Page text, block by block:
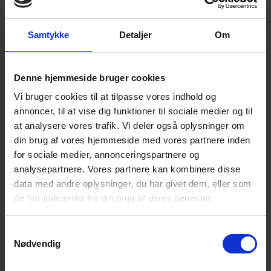
Samtykke Detaljer Om
Denne hjemmeside bruger cookies
Vi bruger cookies til at tilpasse vores indhold og
annoncer, til at vise dig funktioner til sociale medier og til
at analysere vores trafik. Vi deler også oplysninger om
din brug af vores hjemmeside med vores partnere inden
for sociale medier, annonceringspartnere og
analysepartnere. Vores partnere kan kombinere disse
data med andre oplysninger, du har givet dem, eller som
de har indsamlet fra din brug af deres tjenester.
Nødvendig
Læs mere
Totalentreprise
Poda som din hegnspartner er du sikret en effektiv,
professionel og holdbar løsning.
Læs mere
Vi passer på miljøet
I Poda lægger vi vægt på ordentlige forhold for
mennesker, dyr og miljø. Derfor tilbyder vi bl.a.
FSC®- certificeret hegnspæle. Kig efter FSC®-
certificerede produkter i vores sortiment.
Læs mere